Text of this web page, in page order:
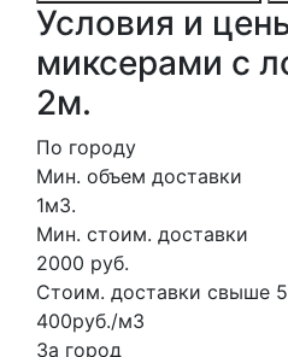
Условия и
миксерами с
2м.
По городу
Мин. объем доставки
1м3.
Мин. стоим. доставки
2000 руб.
Стоим. доставки свыше
400руб./м3
За город